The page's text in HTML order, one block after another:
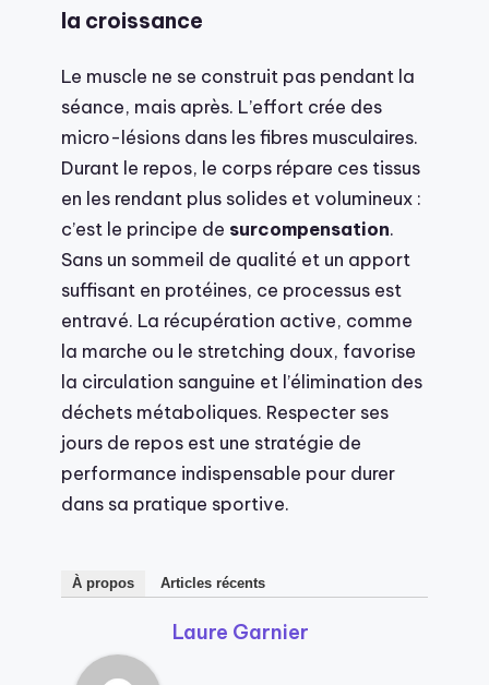
la croissance
Le muscle ne se construit pas pendant la
séance, mais après. L’effort crée des
micro-lésions dans les fibres musculaires.
Durant le repos, le corps répare ces tissus
en les rendant plus solides et volumineux :
c’est le principe de surcompensation.
Sans un sommeil de qualité et un apport
suffisant en protéines, ce processus est
entravé. La récupération active, comme
la marche ou le stretching doux, favorise
la circulation sanguine et l’élimination des
déchets métaboliques. Respecter ses
jours de repos est une stratégie de
performance indispensable pour durer
dans sa pratique sportive.
À propos Articles récents
Laure Garnier